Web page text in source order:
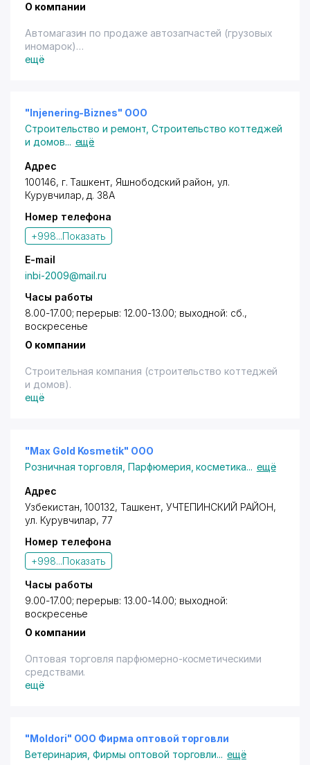
О компании
Автомагазин по продаже автозапчастей (грузовых
иномарок)
Транспортные услуги по грузоперевозке.
ещё
"Injenering-Biznes" ООО
Строительство и ремонт, Строительство коттеджей
и домов... ещё
Адрес
100146, г. Ташкент, Яшнободский район,ул.
Курувчилар, д. 38А
Номер телефона
+998...Показать
E-mail
inbi-2009@mail.ru
Часы работы
8.00-17.00; перерыв: 12.00-13.00; выходной: сб.,
воскресенье
О компании
Строительная компания (строительство коттеджей
и домов).
ещё
"Max Gold Kosmetik" OOO
Розничная торговля ,Парфюмерия, косметика... ещё
Адрес
Узбекистан, 100132, Ташкент, УЧТЕПИНСКИЙ РАЙОН,
ул. Курувчилар, 77
Номер телефона
+998...Показать
Часы работы
9.00-17.00; перерыв: 13.00-14.00; выходной:
воскресенье
О компании
Оптовая торговля парфюмерно-косметическими
средствами.
ещё
"Moldori" ООО Фирма оптовой торговли
Ветеринария ,Фирмы оптовой торговли... ещё